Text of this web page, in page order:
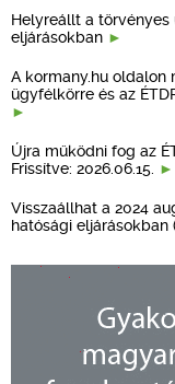
Helyreállt a
eljárásokban
A kormany.hu oldalon
ügyfélkörre és az
Újra működni fog az
Frissítve: 2026.06.15.
Visszaállhat a 2024
hatósági eljárásokban